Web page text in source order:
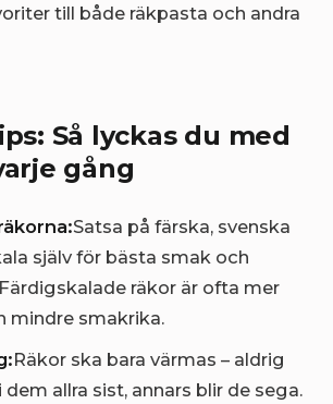
till både räkpasta och andra
Så lyckas du med
gång
Satsa på färska, svenska
själv för bästa smak och
räkor är ofta mer
mindre smakrika.
Räkor ska bara värmas – aldrig
allra sist, annars blir de sega.